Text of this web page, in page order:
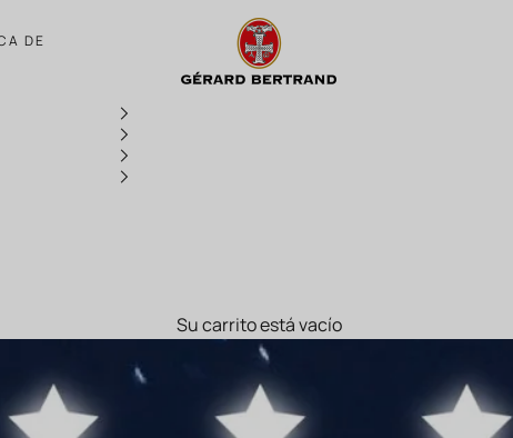
Château l'Hospitalet obtiene 5 estrellas ! ✨
DE
Su carrito está vacío